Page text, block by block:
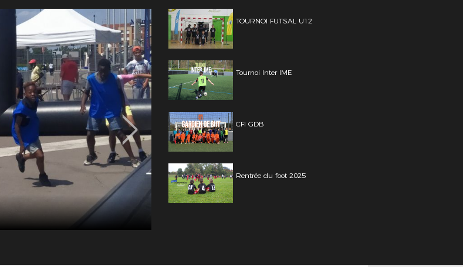
TOURNOI FUTSAL U12
Tournoi Inter IME
CFI GDB
Rentrée du foot 2025